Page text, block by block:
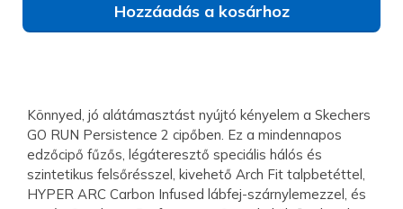
Hozzáadás a kosárhoz
Könnyed, jó alátámasztást nyújtó kényelem a Skechers
GO RUN Persistence 2 cipőben. Ez a mindennapos
edzőcipő fűzős, légáteresztő speciális hálós és
szintetikus felsőrésszel, kivehető Arch Fit talpbetéttel,
HYPER ARC Carbon Infused lábfej-szárnylemezzel, és